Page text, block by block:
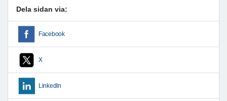
Dela sidan via:
Facebook
X
LinkedIn